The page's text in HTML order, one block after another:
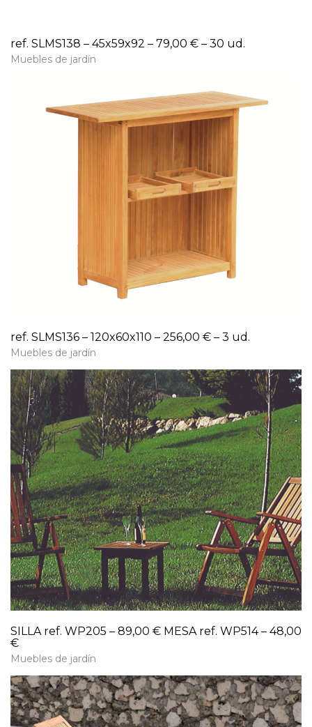
ref. SLMS138 – 45x59x92 – 79,00 € – 30 ud.
Muebles de jardín
ref. SLMS136 – 120x60x110 – 256,00 € – 3 ud.
Muebles de jardín
SILLA ref. WP205 – 89,00 € MESA ref. WP514 – 48,00
€
Muebles de jardín